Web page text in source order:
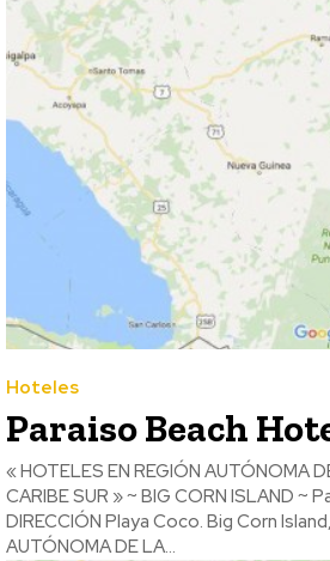
Hoteles
Paraiso Beach
« HOTELES EN REGIÓN AUTÓNOMA
CARIBE SUR » ~ BIG CORN ISLAND ~
DIRECCIÓN Playa Coco. Big Corn
AUTÓNOMA DE LA...